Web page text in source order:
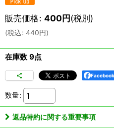
販売価格: 400円(税別)
(税込: 440円)
在庫数 9点
数量:
返品特約に関する重要事項